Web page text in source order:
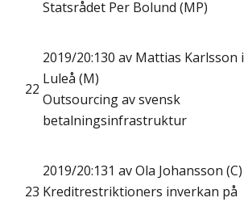
Statsrådet Per Bolund (MP)
22
2019/20:130 av Mattias Karlsson i
Luleå (M)
Outsourcing av svensk
betalningsinfrastruktur
23
2019/20:131 av Ola Johansson (C)
Kreditrestriktioners inverkan på